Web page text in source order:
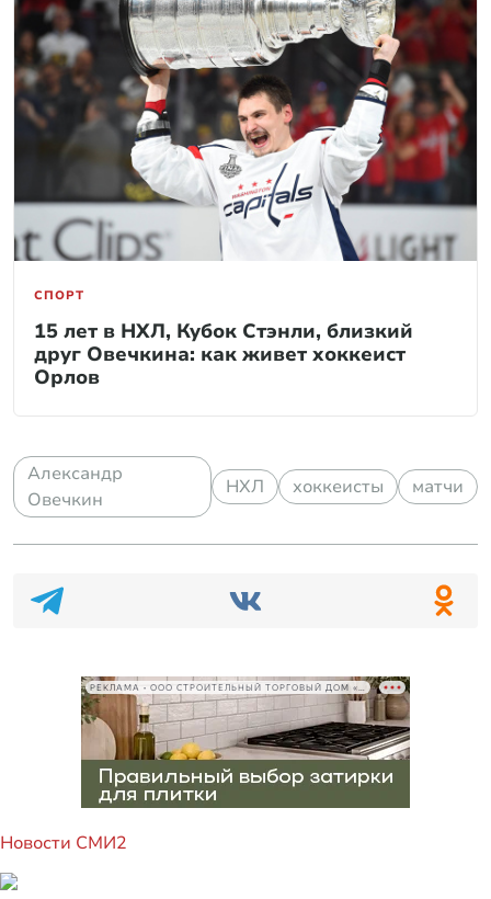
СПОРТ
15 лет в НХЛ, Кубок Стэнли, близкий
друг Овечкина: как живет хоккеист
Орлов
Александр
Овечкин
НХЛ хоккеисты матчи
РЕКЛАМА • ООО СТРОИТЕЛЬНЫЙ ТОРГОВЫЙ ДОМ «ПЕТРОВИЧ», ИНН 7802348846
Новости СМИ2